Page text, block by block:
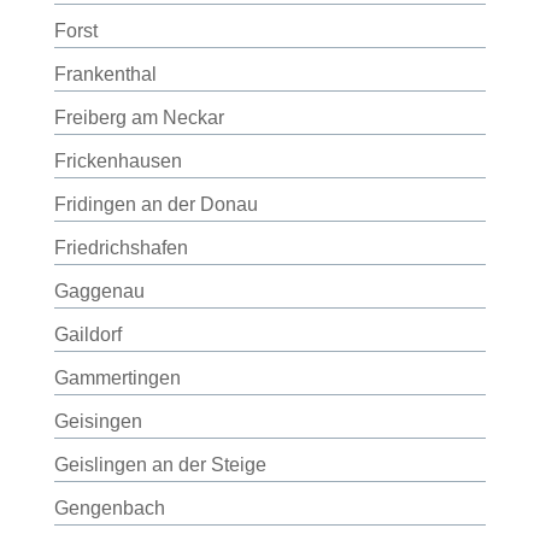
Forst
Frankenthal
Freiberg am Neckar
Frickenhausen
Fridingen an der Donau
Friedrichshafen
Gaggenau
Gaildorf
Gammertingen
Geisingen
Geislingen an der Steige
Gengenbach